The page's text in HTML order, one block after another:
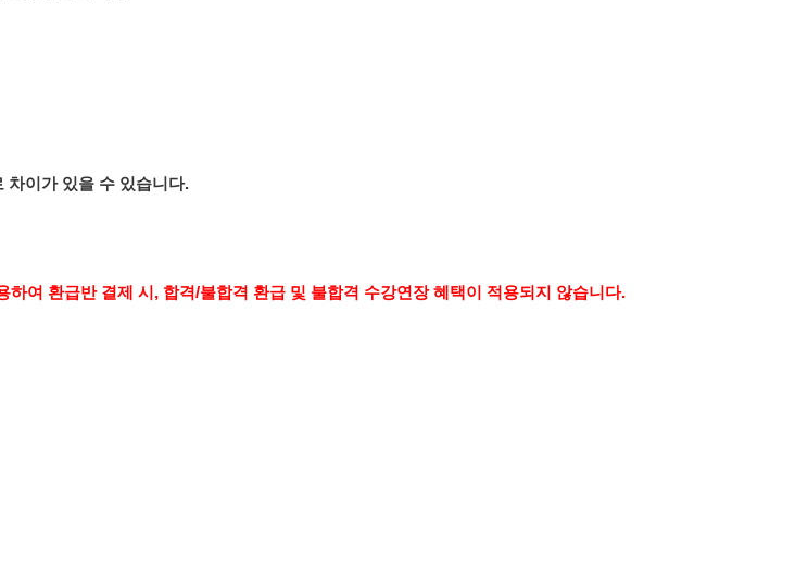
차이가 있을 수 있습니다.
여 환급반 결제 시, 합격/불합격 환급 및 불합격 수강연장 혜택이 적용되지 않습니다.